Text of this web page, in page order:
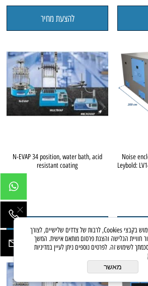
להצעת מחיר
Noise
Leybold:
N-EVAP 34 position, water bath, acid
resistant coating
להצעת מחיר
לידיעתך, באתרנו נעשה שימוש בקבצי Cookies, לרבות של צדדים שלישיים, לצורך
חוויית הגלישה והצגת פרסום מותאם אישית. המשך
לשימוש זה. לפרטים נוספים ניתן לעיין במדיניות
מאשר